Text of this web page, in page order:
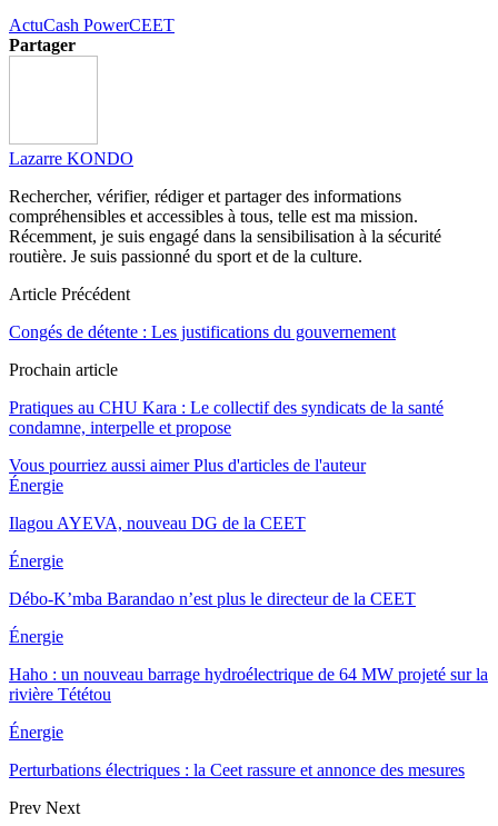
ActuCash PowerCEET
Partager
Lazarre KONDO
Rechercher, vérifier, rédiger et partager des informations
compréhensibles et accessibles à tous, telle est ma mission.
Récemment, je suis engagé dans la sensibilisation à la sécurité
routière. Je suis passionné du sport et de la culture.
Article Précédent
Congés de détente : Les justifications du gouvernement
Prochain article
Pratiques au CHU Kara : Le collectif des syndicats de la santé
condamne, interpelle et propose
Vous pourriez aussi aimer Plus d'articles de l'auteur
Énergie
Ilagou AYEVA, nouveau DG de la CEET
Énergie
Débo-K’mba Barandao n’est plus le directeur de la CEET
Énergie
Haho : un nouveau barrage hydroélectrique de 64 MW projeté sur la
rivière Tététou
Énergie
Perturbations électriques : la Ceet rassure et annonce des mesures
Prev Next